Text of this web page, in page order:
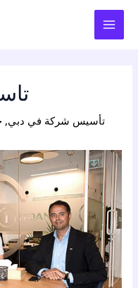
تأسيس شركة في دبي,